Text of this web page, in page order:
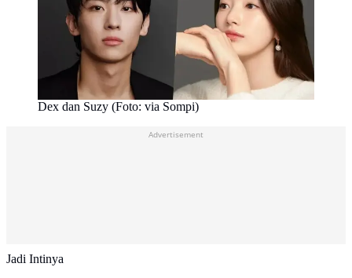
Dex dan Suzy (Foto: via Sompi)
Advertisement
Jadi Intinya